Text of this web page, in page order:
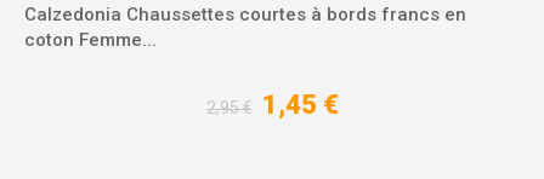
Calzedonia Chaussettes courtes à bords francs en
coton Femme...
2,95 € 1,45 €